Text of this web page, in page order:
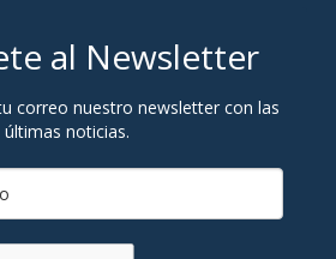
al Newsletter
correo nuestro newsletter con las
últimas noticias.